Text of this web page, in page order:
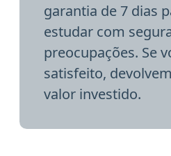
garantia de 7 dias
estudar com
preocupações. Se
satisfeito,
valor investido.